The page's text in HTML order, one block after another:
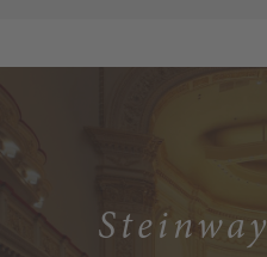
Steinway